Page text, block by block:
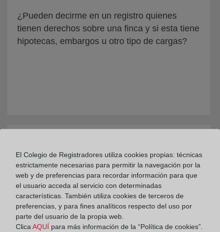
¿Pueden decirme en un registro quienes
tienen derechos sobre una finca y si esta tiene
hipotecas, embargos u otro tipo de cargas?
¿Cómo se obtiene la publicidad en el Registro
Mercantil?
El Colegio de Registradores utiliza cookies propias: técnicas
estrictamente necesarias para permitir la navegación por la
web y de preferencias para recordar información para que
el usuario acceda al servicio con determinadas
características. También utiliza cookies de terceros de
preferencias, y para fines analíticos respecto del uso por
parte del usuario de la propia web.
Clica AQUÍ para más información de la “Política de cookies”.